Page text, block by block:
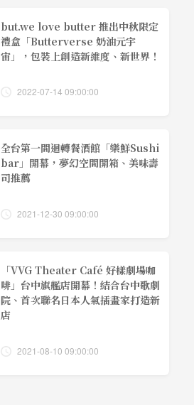
but.we love butter 推出中秋限定
禮盒「Butterverse 奶油元宇
宙」，包裝上創造新維度、新世界！
2022-07-14 09:00:00
全台第一間迴轉餐酒館「樂鮮Sushi
bar」開幕，夢幻空間開箱、美味壽
司推薦
2021-12-30 09:00:00
「VVG Theater Café 好樣劇場咖
啡」台中旗艦店開幕！結合台中歌劇
院、首次聯名日本人氣插畫家打造新
店
2021-08-10 09:00:00